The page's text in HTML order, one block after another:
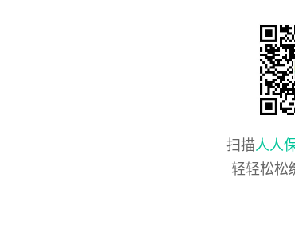
扫描人人
轻轻松松